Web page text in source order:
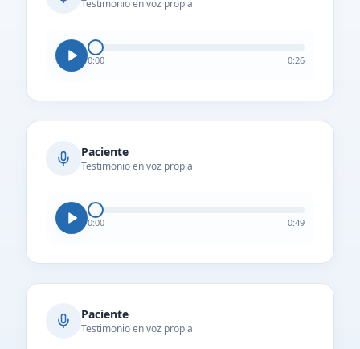
Testimonio en voz propia
0:00 0:26
Paciente
Testimonio en voz propia
0:00 0:49
Paciente
Testimonio en voz propia